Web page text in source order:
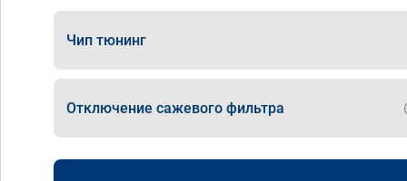
Чип тюнинг
Отключение сажевого фильтра